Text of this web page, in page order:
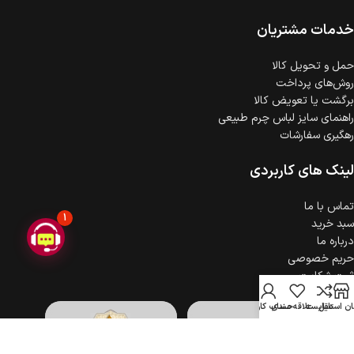
گارانتی معتبر برای تمامی محصولات ارائه می‌شود.خدمات مشتریان
حمل‌ و تحویل کالا
روش‌های پرداخت
برگشت یا تعویض کالا
راهنمای سایز لباس چرم طبیعی
رهگیری سفارشات
لینک های کاربردی
تماس با ما
سبد خرید
درباره ما
حریم خصوصی
ثبت شکایت
استایلمقایسهعلاقه مندی
حساب کاربری
1